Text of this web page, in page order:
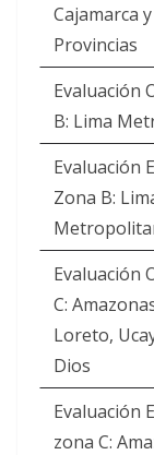
Cajamarca
Provincias
Evaluación
B: Lima
Evaluación
Zona B:
Evaluación
C:
Loreto,
Dios
Evaluación
zona C: